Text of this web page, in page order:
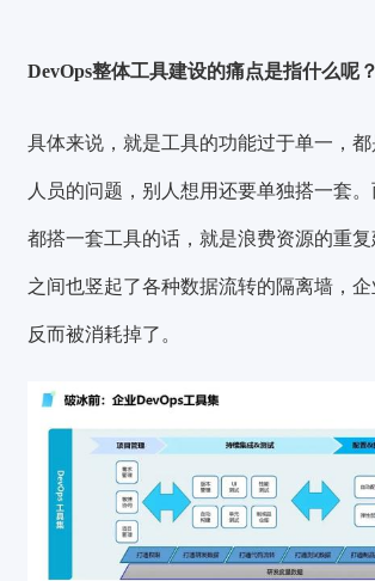
DevOps整体工具建设的痛点是指什么呢？
具体来说，就是工具的功能过于单一，
人员的问题，别人想用还要单独搭一套
都搭一套工具的话，就是浪费资源的重
之间也竖起了各种数据流转的隔离墙，
反而被消耗掉了。